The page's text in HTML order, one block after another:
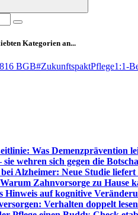
Kategorien an...
BGB#ZukunftspaktPflege1:1-
Was Demenzprävention
wehren sich gegen die
Alzheimer: Neue Studie
Zahnvorsorge zu Hause
Hinweis auf kognitive
Verhalten doppelt lesen